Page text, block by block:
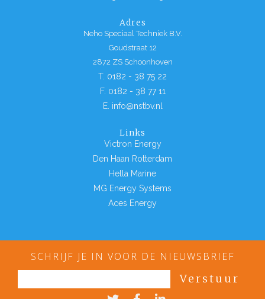
Adres
Neho Speciaal Techniek B.V.
Goudstraat 12
2872 ZS Schoonhoven
T. 0182 - 38 75 22
F. 0182 - 38 77 11
E. info@nstbv.nl
Links
Victron Energy
Den Haan Rotterdam
Hella Marine
MG Energy Systems
Aces Energy
SCHRIJF JE IN VOOR DE NIEUWSBRIEF